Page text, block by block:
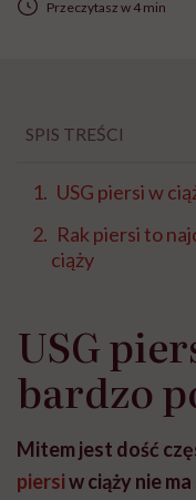
Przeczytasz w 4 min
SPIS TREŚCI
USG piersi w
Rak piersi to
ciąży
USG
bardzo
Mitem jest dość
piersiw ciąży nie